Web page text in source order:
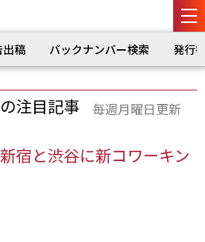
出稿 バックナンバー検索 発行
注目記事 毎週月曜日更新
宿と渋谷に新コワーキン